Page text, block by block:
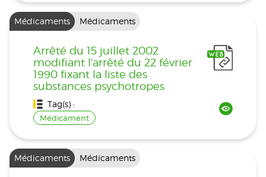
Médicaments Médicaments
Arrêté du 15 juillet 2002
modifiant l'arrêté du 22 février
1990 fixant la liste des
substances psychotropes
Tag(s) :
Médicament
Médicaments Médicaments